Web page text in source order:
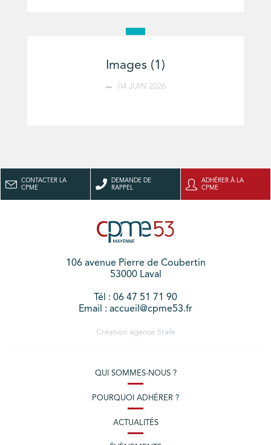
Images (1)
04 JUIN 2026
CONTACTER LA
CPME
DEMANDE DE
RAPPEL
ADHÉRER À LA
CPME
106 avenue Pierre de Coubertin
53000 Laval
Tél : 06 47 51 71 90
Email : accueil@cpme53.fr
Création agence Stafe
QUI SOMMES-NOUS ?
POURQUOI ADHÉRER ?
ACTUALITÉS